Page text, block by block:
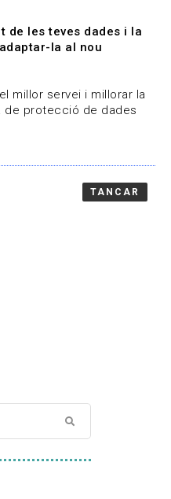
de les teves dades i la
la al nou
millor servei i millorar la
de protecció de dades
TANCAR